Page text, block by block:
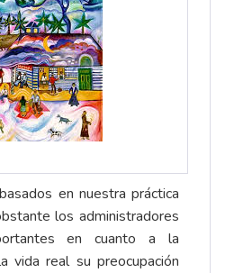
en nuestra práctica
los administradores
en cuanto a la
vida real su preocupación